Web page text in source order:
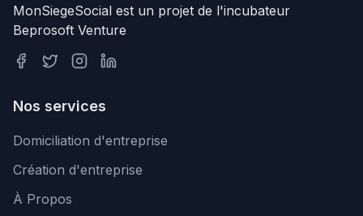
MonSiegeSocial est un projet de l'incubateur
Beprosoft Venture
Nos services
Domiciliation d'entreprise
Création d'entreprise
À Propos